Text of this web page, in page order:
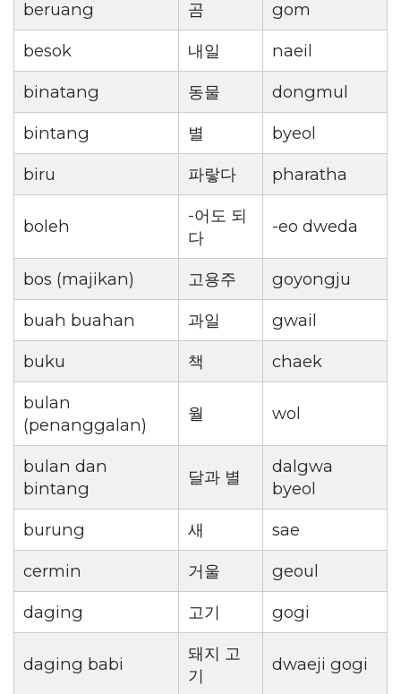
beruang 곰
gom
besok
내일
naeil
binatang
동물
dongmul
bintang
별
byeol
biru
파랗다 pharatha
boleh
-어도 되
다
-eo dweda
bos (majikan) 고용주
goyongju
buah buahan
과일
gwail
buku
책
chaek
bulan
(penanggalan)
월 wol
bulan dan
bintang
달과 별
dalgwa
byeol
burung
새
sae
cermin
거울
geoul
daging
고기 gogi
daging babi
돼지 고
기
dwaeji gogi